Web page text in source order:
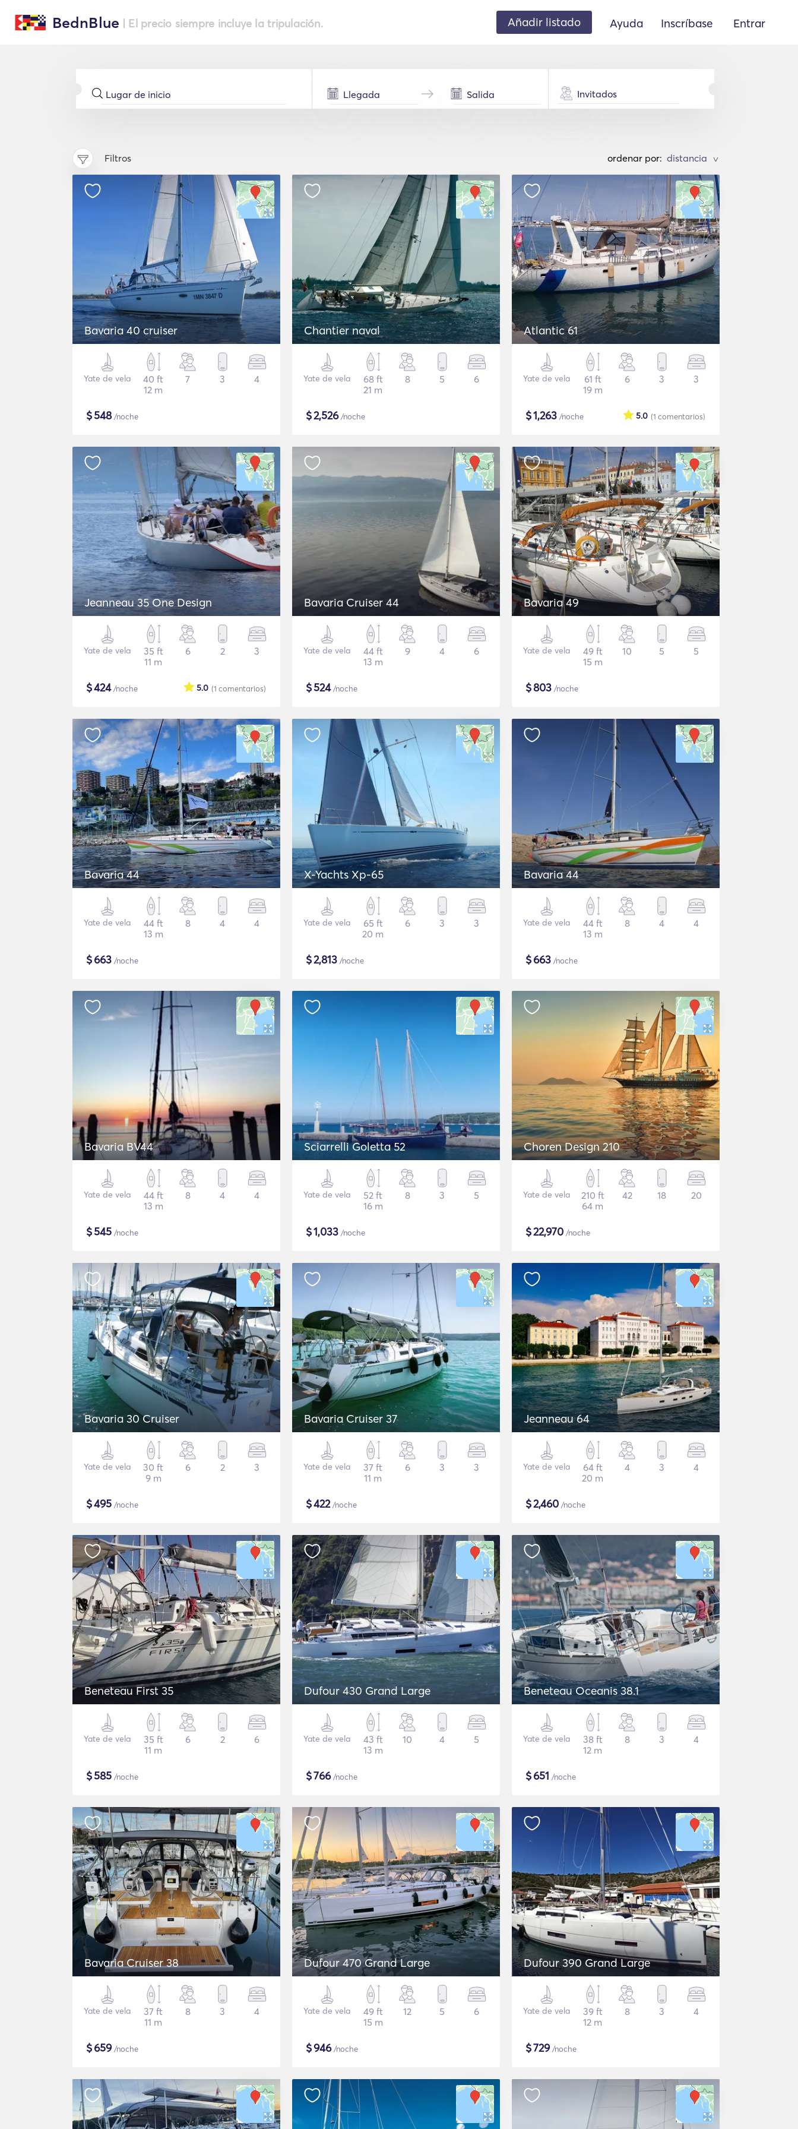
BednBlue | El precio siempre incluye la tripulación. Añadir listado Ayuda Inscríbase Entrar
Invitados
Filtros ordenar por: >
Bavaria 40 cruiser
Yate de vela
40 ft
12 m
7 3 4
$548/noche
Chantier naval
Yate de vela
68 ft
21 m
8 5 6
$2,526/noche
Atlantic 61
Yate de vela
61 ft
19 m
6 3 3
$1,263 /noche (1 comentarios)
5.0
Jeanneau 35 One Design
Yate de vela
35 ft
11 m
6 2 3
$424/noche (1 comentarios)
5.0
Bavaria Cruiser 44
Yate de vela
44 ft
13 m
9 4 6
$524/noche
Bavaria 49
Yate de vela
49 ft
15 m
10 5 5
$803 /noche
Bavaria 44
Yate de vela
44 ft
13 m
8 4 4
$663 /noche
X-Yachts Xp-65
Yate de vela
65 ft
20 m
6 3 3
$2,813 /noche
Bavaria 44
Yate de vela
44 ft
13 m
8 4 4
$663 /noche
Bavaria BV44
Yate de vela
44 ft
13 m
8 4 4
$545 /noche
Sciarrelli Goletta 52
Yate de vela
52 ft
16 m
8 3 5
$1,033 /noche
Choren Design 210
Yate de vela
210 ft
64 m
42 18 20
$22,970 /noche
Bavaria 30 Cruiser
Yate de vela
30 ft
9 m
6 2 3
$495 /noche
Bavaria Cruiser 37
Yate de vela
37 ft
11 m
6 3 3
$422/noche
Jeanneau 64
Yate de vela
64 ft
20 m
4 3 4
$2,460 /noche
Beneteau First 35
Yate de vela
35 ft
11 m
6 2 6
$585 /noche
Dufour 430 Grand Large
Yate de vela
43 ft
13 m
10 4 5
$766/noche
Beneteau Oceanis 38.1
Yate de vela
38 ft
12 m
8 3 4
$651 /noche
Bavaria Cruiser 38
Yate de vela
37 ft
11 m
8 3 4
$659/noche
Dufour 470 Grand Large
Yate de vela
49 ft
15 m
12 5 6
$946/noche
Dufour 390 Grand Large
Yate de vela
39 ft
12 m
8 3 4
$729/noche